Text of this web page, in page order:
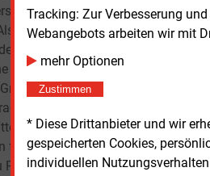
Tracking: Zur Verbesserung
Webangebots arbeiten wir mit
mehr Optionen
Zustimmen
* Diese Drittanbieter und wir
gespeicherten Cookies,
individuellen
Schritte für das
erste offizielle
Auftrag dafür an die
BEW Bergische
(BEW) vergeben,
dieser Redaktion
2028 haben sie qua
für die klimaneutrale
Papier zu bringen.